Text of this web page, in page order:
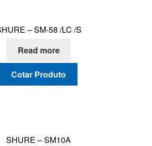
– SM-58 /LC /S
Read more
Cotar Produto
SHURE – SM10A